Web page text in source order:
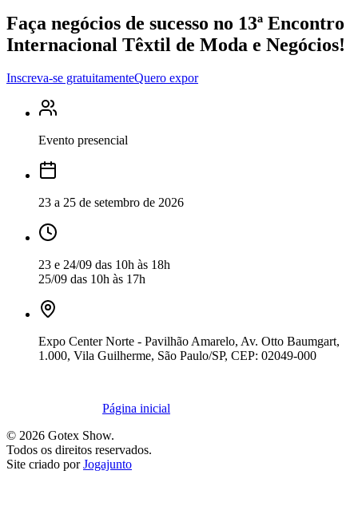
Faça negócios de sucesso no 13ª Encontro
Internacional Têxtil de Moda e Negócios!
Inscreva-se gratuitamenteQuero expor
Evento presencial
23 a 25 de setembro de 2026
23 e 24/09 das 10h às 18h
25/09 das 10h às 17h
Expo Center Norte - Pavilhão Amarelo, Av. Otto Baumgart,
1.000, Vila Guilherme, São Paulo/SP, CEP: 02049-000
Página inicial
© 2026 Gotex Show.
Todos os direitos reservados.
Site criado porJogajunto